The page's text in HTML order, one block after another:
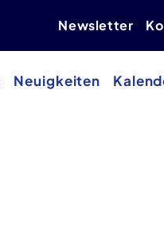
Newsletter
Neuigkeiten